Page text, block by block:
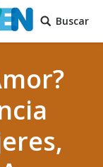
Buscar